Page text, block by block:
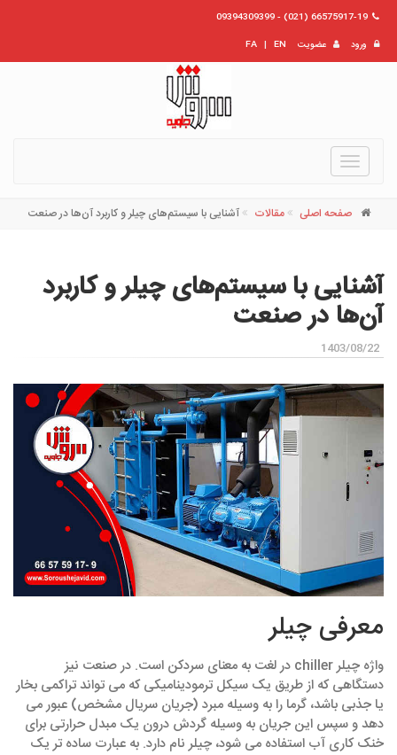
66575917-19 (021) - 09394309399
ورود
عضویت EN
|
FA
Toggle
navigation
صفحه اصلی مقالات آشنایی با سیستم‌های چیلر و کاربرد آن‌ها در صنعت
آشنایی با سیستم‌های چیلر و کاربرد
آن‌ها در صنعت
1403/08/22
معرفی چیلر
واژه چیلر chiller در لغت به معنای سردکن است. در صنعت نیز
دستگاهی که از طریق یک سیکل ترمودینامیکی که می ‌تواند تراکمی بخار
یا جذبی باشد، گرما را به وسیله مبرد (جریان سریال مشخص) عبور می‌
دهد و سپس این جریان به وسیله گردش درون یک مبدل حرارتی برای
خنک‌ کاری آب استفاده می ‌شود، چیلر نام دارد. به عبارت ساده ‌تر یک